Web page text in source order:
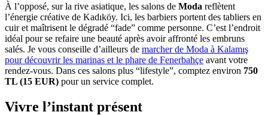
À l’opposé, sur la rive asiatique, les salons de Moda reflètent
l’énergie créative de Kadıköy. Ici, les barbiers portent des tabliers en
cuir et maîtrisent le dégradé “fade” comme personne. C’est l’endroit
idéal pour se refaire une beauté après avoir affronté les embruns
salés. Je vous conseille d’ailleurs de marcher de Moda à Kalamış
pour découvrir les marinas et le phare de Fenerbahçe avant votre
rendez-vous. Dans ces salons plus “lifestyle”, comptez environ 750
TL (15 EUR) pour un service complet.
Vivre l’instant présent